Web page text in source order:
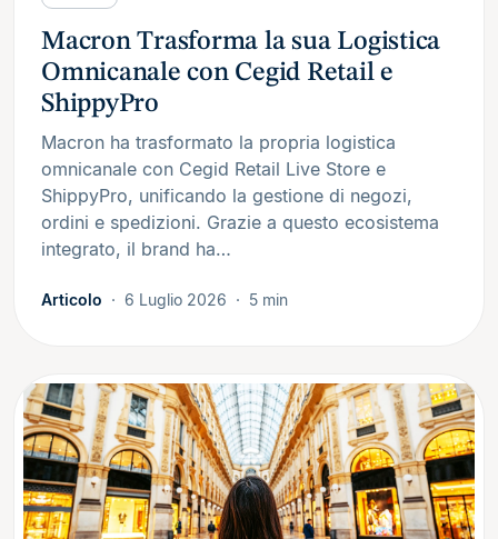
Macron Trasforma la sua Logistica
Omnicanale con Cegid Retail e
ShippyPro
Macron ha trasformato la propria logistica
omnicanale con Cegid Retail Live Store e
ShippyPro, unificando la gestione di negozi,
ordini e spedizioni. Grazie a questo ecosistema
integrato, il brand ha…
Articolo 6 Luglio 2026 5 min